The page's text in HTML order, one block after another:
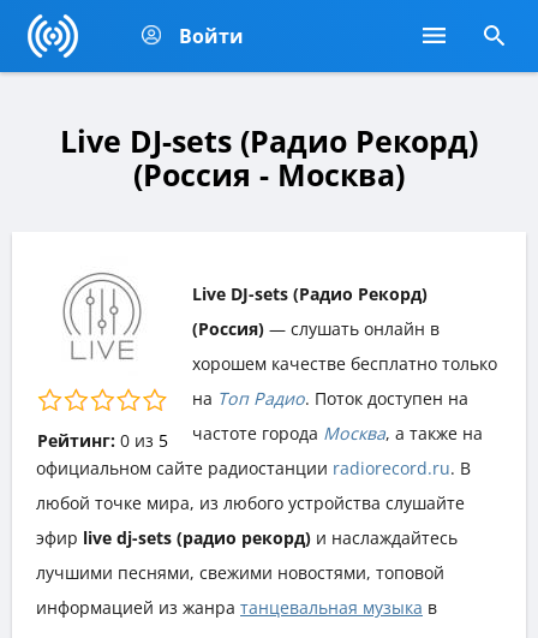
Войти
Live DJ-sets (Радио Рекорд)
(Россия - Москва)
Рейтинг: 0из 5
Live DJ-sets (Радио Рекорд)
(Россия) — слушать онлайн в
хорошем качестве бесплатно только
на Топ Радио. Поток доступен на
частоте города Москва, а также на
официальном сайте радиостанции radiorecord.ru. В
любой точке мира, из любого устройства слушайте
эфир live dj-sets (радио рекорд) и наслаждайтесь
лучшими песнями, свежими новостями, топовой
информацией из жанра танцевальная музыка в